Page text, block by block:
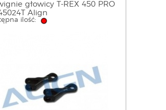
głowicy T-REX 450 PRO
Align
ilość: